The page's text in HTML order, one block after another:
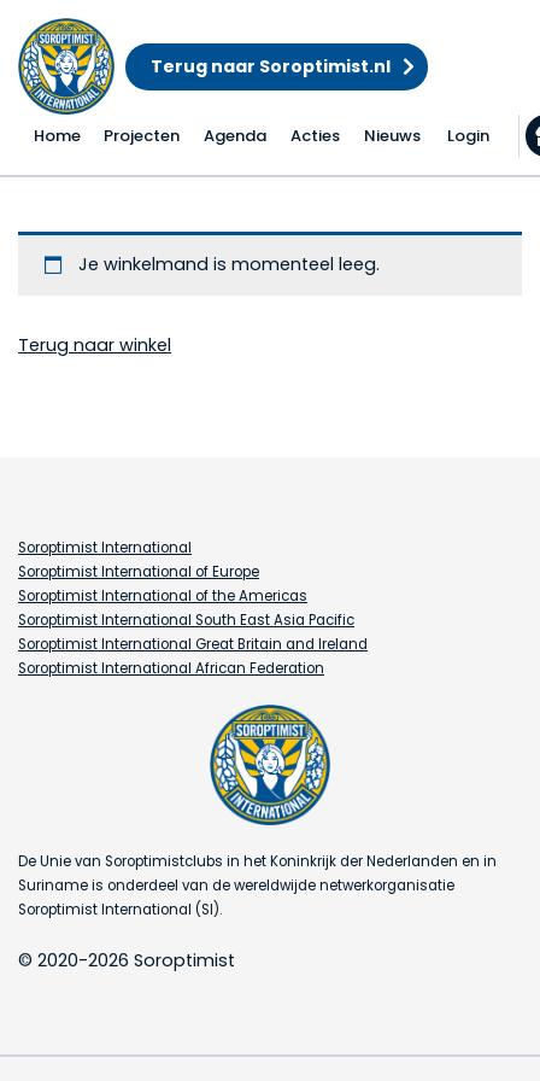
Terug naar Soroptimist.nl
Home Projecten Agenda Acties Nieuws Login
Winkelwagen
Je winkelmand is momenteel leeg.
Terug naar winkel
Soroptimist International
Soroptimist International of Europe
Soroptimist International of the Americas
Soroptimist International South East Asia Pacific
Soroptimist International Great Britain and Ireland
Soroptimist International African Federation
De Unie van Soroptimistclubs in het Koninkrijk der Nederlanden en in
Suriname is onderdeel van de wereldwijde netwerkorganisatie
Soroptimist International (SI).
© 2020-2026 Soroptimist